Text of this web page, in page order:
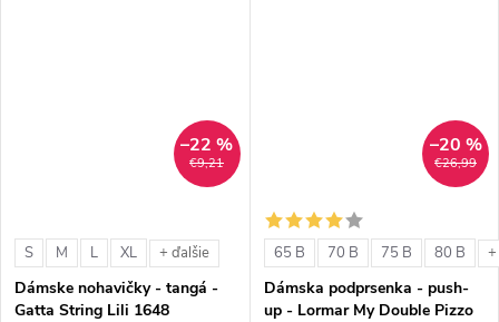
€9,21
–22 %
S M L XL + ďalšie
Dámske nohavičky - tangá -
Gatta String Lili 1648
€26,99
–20 %
65 B 70 B 75 B 80 B
Dámska podprsenka - push-
up - Lormar My Double Pizzo